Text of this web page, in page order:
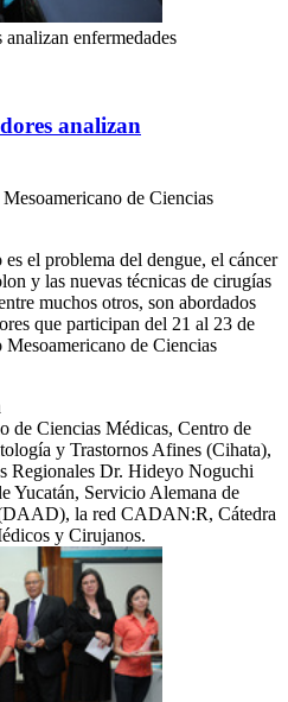
enfermedades
analizan
de Ciencias
el problema del dengue, el cáncer
y las nuevas técnicas de cirugías
muchos otros, son abordados
que participan del 21 al 23 de
de Ciencias
de Ciencias Médicas, Centro de
y Trastornos Afines (Cihata),
Regionales Dr. Hideyo Noguchi
Yucatán, Servicio Alemana de
la red CADAN:R, Cátedra
y Cirujanos.